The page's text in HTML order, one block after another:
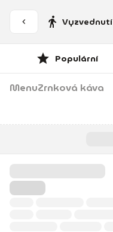
Vyzvednutí
Populární
MenuZrnková káva